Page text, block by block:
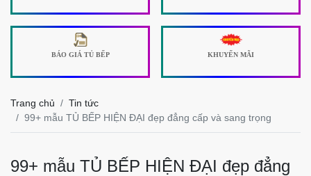
BÁO GIÁ TỦ BẾP KHUYẾN MÃI
Trang chủ
Tin tức
99+ mẫu TỦ BẾP HIỆN ĐẠI đẹp đẳng cấp và sang trọng
99+ mẫu TỦ BẾP HIỆN ĐẠI đẹp đẳng